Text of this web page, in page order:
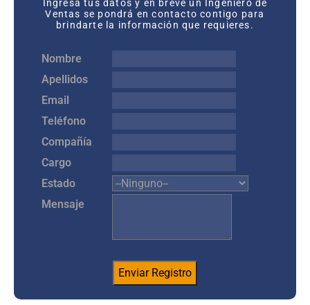
Ingresa tus datos y en breve un Ingeniero de
Ventas se pondrá en contacto contigo para
brindarte la información que requieres.
Nombre
Apellidos
Email
Teléfono
Compañía
Cargo
Estado
Mensaje
Enviar Registro